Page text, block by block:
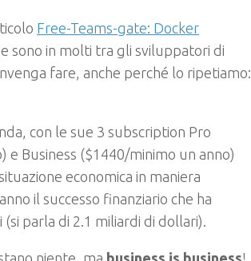
Free-Teams-gate: Docker
e sono in molti tra gli sviluppatori di
fare, anche perché lo ripetiamo:
con le sue 3 subscription Pro
e Business ($1440/minimo un anno)
economica in maniera
il successo finanziario che ha
parla di 2.1 miliardi di dollari).
niente, ma business is business!